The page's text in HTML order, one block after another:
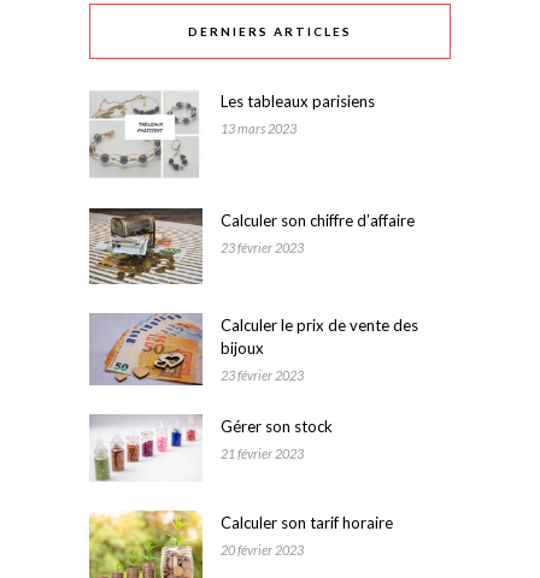
DERNIERS ARTICLES
Les tableaux parisiens
13 mars 2023
Calculer son chiffre d’affaire
23 février 2023
Calculer le prix de vente des
bijoux
23 février 2023
Gérer son stock
21 février 2023
Calculer son tarif horaire
20 février 2023